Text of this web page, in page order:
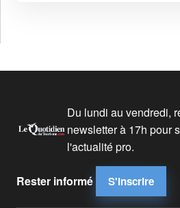
Du lundi au vendredi,
newsletter à 17h pour
l'actualité pro.
Rester informé S'inscrire